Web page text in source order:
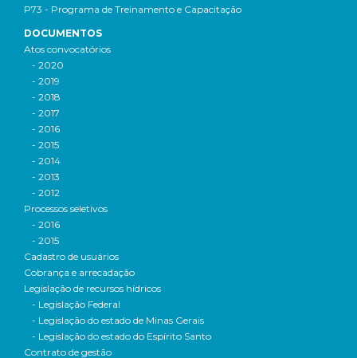
P73 - Programa de Treinamento e Capacitação
DOCUMENTOS
Atos convocatórios
- 2020
- 2019
- 2018
- 2017
- 2016
- 2015
- 2014
- 2013
- 2012
Processos seletivos
- 2016
- 2015
Cadastro de usuários
Cobrança e arrecadação
Legislação de recursos hídricos
- Legislação Federal
- Legislação do estado de Minas Gerais
- Legislação do estado do Espírito Santo
Contrato de gestão